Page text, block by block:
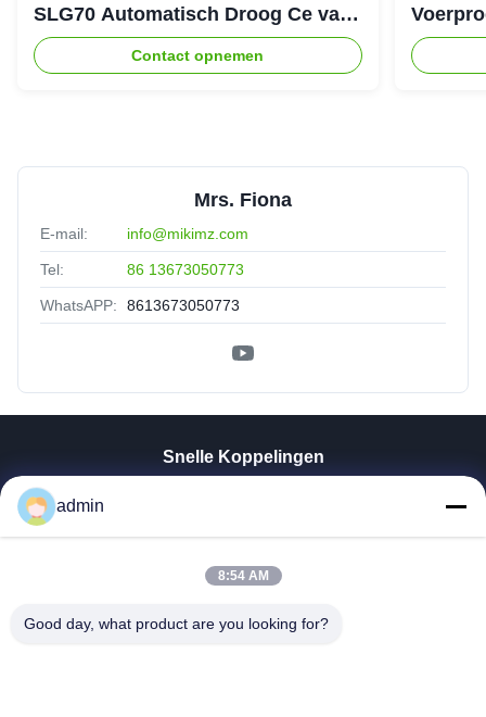
SLG70 Automatisch Droog Ce van
de de Schroefextruder Parallel
Tweeling
Contact opnemen
Mrs. Fiona
E-mail: info@mikimz.com
Tel: 86 13673050773
WhatsAPP: 8613673050773
Snelle Koppelingen
Over Ons
Kwaliteitscontrole
admin
8:54 AM
Good day, what product are you looking for?